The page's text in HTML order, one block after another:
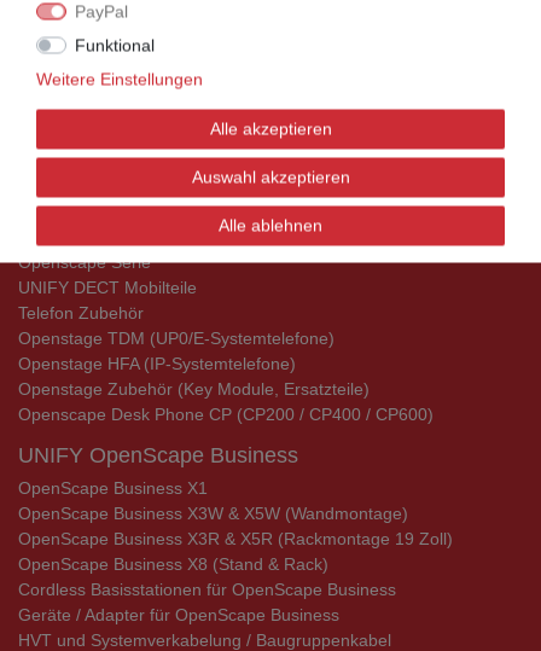
Telefonkabel / Zubehör
Telefonkabel / Zubehör
Aktionsware
UNIFY Telefone
Openscape Serie
UNIFY DECT Mobilteile
Telefon Zubehör
Openstage TDM (UP0/E-Systemtelefone)
Openstage HFA (IP-Systemtelefone)
Openstage Zubehör (Key Module, Ersatzteile)
Openscape Desk Phone CP (CP200 / CP400 / CP600)
UNIFY OpenScape Business
OpenScape Business X1
OpenScape Business X3W & X5W (Wandmontage)
OpenScape Business X3R & X5R (Rackmontage 19 Zoll)
OpenScape Business X8 (Stand & Rack)
Cordless Basisstationen für OpenScape Business
Geräte / Adapter für OpenScape Business
HVT und Systemverkabelung / Baugruppenkabel
PayPal
Funktional
Weitere Einstellungen
Alle akzeptieren
Auswahl akzeptieren
Alle ablehnen